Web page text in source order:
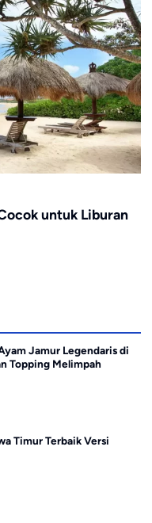
untuk Liburan
Jamur Legendaris di
Topping Melimpah
Timur Terbaik Versi